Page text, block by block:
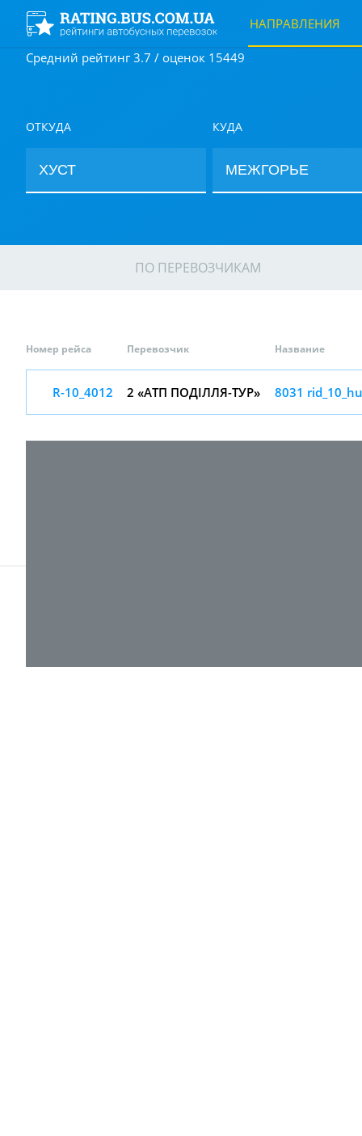
НАПРАВЛЕНИЯ
Средний рейтинг 3.7 / оценок 15449
ОТКУДА КУДА
ПО ПЕРЕВОЗЧИКАМ
Номер рейса Перевозчик Название
R-10_4012 2 «АТП ПОДІЛЛЯ-ТУР» 8031